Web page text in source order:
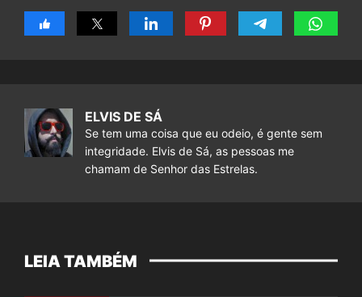
ELVIS DE SÁ
Se tem uma coisa que eu odeio, é gente sem
integridade. Elvis de Sá, as pessoas me
chamam de Senhor das Estrelas.
LEIA TAMBÉM